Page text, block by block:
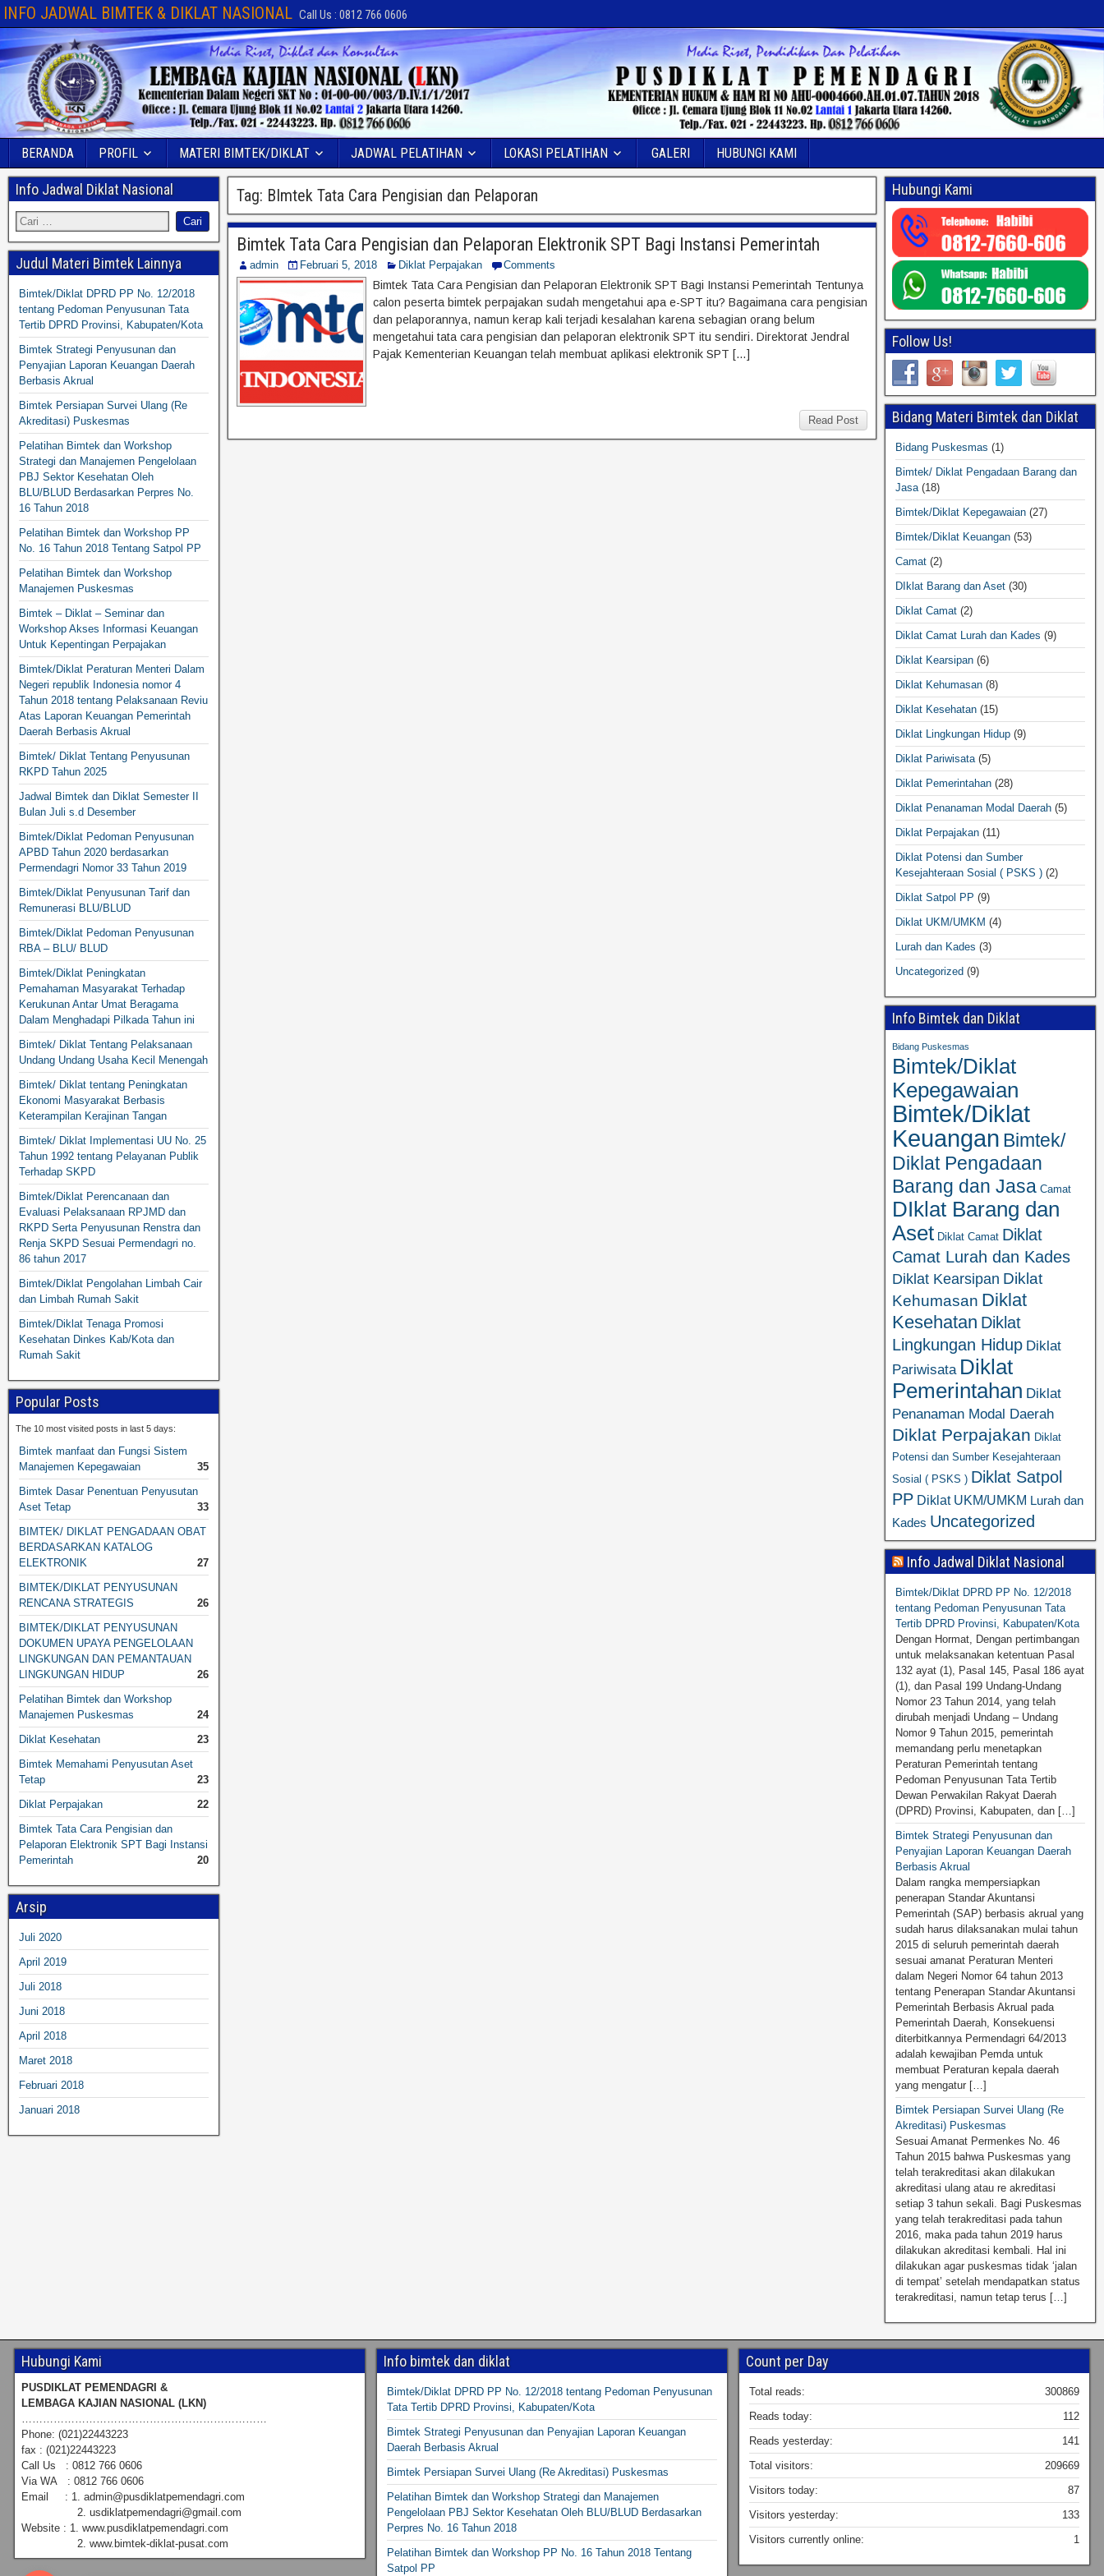
INFO JADWAL BIMTEK & DIKLAT NASIONAL Call Us : 0812 766 0606
BERANDA PROFIL MATERI BIMTEK/DIKLAT JADWAL PELATIHAN LOKASI PELATIHAN GALERI HUBUNGI KAMI
Tag: BImtek Tata Cara Pengisian dan Pelaporan
Bimtek Tata Cara Pengisian dan Pelaporan Elektronik SPT Bagi Instansi Pemerintah
admin Februari 5, 2018 Diklat Perpajakan Comments
Bimtek Tata Cara Pengisian dan Pelaporan Elektronik SPT Bagi Instansi Pemerintah Tentunya
calon peserta bimtek perpajakan sudah mengetahui apa e-SPT itu? Bagaimana cara pengisian
dan pelaporannya, namun kerap kali terjadi kesalahan karena sebagian orang belum
mengetahui tata cara pengisian dan pelaporan elektronik SPT itu sendiri. Direktorat Jendral
Pajak Kementerian Keuangan telah membuat aplikasi elektronik SPT […]
Read Post
Info Jadwal Diklat Nasional
Judul Materi Bimtek Lainnya
Bimtek/Diklat DPRD PP No. 12/2018
tentang Pedoman Penyusunan Tata
Tertib DPRD Provinsi, Kabupaten/Kota
Bimtek Strategi Penyusunan dan
Penyajian Laporan Keuangan Daerah
Berbasis Akrual
Bimtek Persiapan Survei Ulang (Re
Akreditasi) Puskesmas
Pelatihan Bimtek dan Workshop
Strategi dan Manajemen Pengelolaan
PBJ Sektor Kesehatan Oleh
BLU/BLUD Berdasarkan Perpres No.
16 Tahun 2018
Pelatihan Bimtek dan Workshop PP
No. 16 Tahun 2018 Tentang Satpol PP
Pelatihan Bimtek dan Workshop
Manajemen Puskesmas
Bimtek – Diklat – Seminar dan
Workshop Akses Informasi Keuangan
Untuk Kepentingan Perpajakan
Bimtek/Diklat Peraturan Menteri Dalam
Negeri republik Indonesia nomor 4
Tahun 2018 tentang Pelaksanaan Reviu
Atas Laporan Keuangan Pemerintah
Daerah Berbasis Akrual
Bimtek/ Diklat Tentang Penyusunan
RKPD Tahun 2025
Jadwal Bimtek dan Diklat Semester II
Bulan Juli s.d Desember
Bimtek/Diklat Pedoman Penyusunan
APBD Tahun 2020 berdasarkan
Permendagri Nomor 33 Tahun 2019
Bimtek/Diklat Penyusunan Tarif dan
Remunerasi BLU/BLUD
Bimtek/Diklat Pedoman Penyusunan
RBA – BLU/ BLUD
Bimtek/Diklat Peningkatan
Pemahaman Masyarakat Terhadap
Kerukunan Antar Umat Beragama
Dalam Menghadapi Pilkada Tahun ini
Bimtek/ Diklat Tentang Pelaksanaan
Undang Undang Usaha Kecil Menengah
Bimtek/ Diklat tentang Peningkatan
Ekonomi Masyarakat Berbasis
Keterampilan Kerajinan Tangan
Bimtek/ Diklat Implementasi UU No. 25
Tahun 1992 tentang Pelayanan Publik
Terhadap SKPD
Bimtek/Diklat Perencanaan dan
Evaluasi Pelaksanaan RPJMD dan
RKPD Serta Penyusunan Renstra dan
Renja SKPD Sesuai Permendagri no.
86 tahun 2017
Bimtek/Diklat Pengolahan Limbah Cair
dan Limbah Rumah Sakit
Bimtek/Diklat Tenaga Promosi
Kesehatan Dinkes Kab/Kota dan
Rumah Sakit
Popular Posts
The 10 most visited posts in last 5 days:
Bimtek manfaat dan Fungsi Sistem
Manajemen Kepegawaian
35
Bimtek Dasar Penentuan Penyusutan
Aset Tetap
33
BIMTEK/ DIKLAT PENGADAAN OBAT
BERDASARKAN KATALOG
ELEKTRONIK
27
BIMTEK/DIKLAT PENYUSUNAN
RENCANA STRATEGIS
26
BIMTEK/DIKLAT PENYUSUNAN
DOKUMEN UPAYA PENGELOLAAN
LINGKUNGAN DAN PEMANTAUAN
LINGKUNGAN HIDUP
26
Pelatihan Bimtek dan Workshop
Manajemen Puskesmas
24
Diklat Kesehatan
23
Bimtek Memahami Penyusutan Aset
Tetap
23
Diklat Perpajakan
22
Bimtek Tata Cara Pengisian dan
Pelaporan Elektronik SPT Bagi Instansi
Pemerintah
20
Arsip
Juli 2020
April 2019
Juli 2018
Juni 2018
April 2018
Maret 2018
Februari 2018
Januari 2018
Hubungi Kami
Follow Us!
Bidang Materi Bimtek dan Diklat
Bidang Puskesmas (1)
Bimtek/ Diklat Pengadaan Barang dan
Jasa (18)
Bimtek/Diklat Kepegawaian (27)
Bimtek/Diklat Keuangan (53)
Camat (2)
DIklat Barang dan Aset (30)
Diklat Camat (2)
Diklat Camat Lurah dan Kades (9)
Diklat Kearsipan (6)
Diklat Kehumasan (8)
Diklat Kesehatan (15)
Diklat Lingkungan Hidup (9)
Diklat Pariwisata (5)
Diklat Pemerintahan (28)
Diklat Penanaman Modal Daerah (5)
Diklat Perpajakan (11)
Diklat Potensi dan Sumber
Kesejahteraan Sosial ( PSKS ) (2)
Diklat Satpol PP (9)
Diklat UKM/UMKM (4)
Lurah dan Kades (3)
Uncategorized (9)
Info Bimtek dan Diklat
Bidang Puskesmas
Bimtek/Diklat
Kepegawaian
Bimtek/Diklat
Keuangan Bimtek/
Diklat Pengadaan
Barang dan Jasa Camat
DIklat Barang dan
Aset Diklat Camat Diklat
Camat Lurah dan Kades
Diklat Kearsipan Diklat
Kehumasan Diklat
Kesehatan Diklat
Lingkungan Hidup Diklat
Pariwisata Diklat
Pemerintahan Diklat
Penanaman Modal Daerah
Diklat Perpajakan Diklat
Potensi dan Sumber Kesejahteraan
Sosial ( PSKS ) Diklat Satpol
PP Diklat UKM/UMKM Lurah dan
Kades Uncategorized
Info Jadwal Diklat Nasional
Bimtek/Diklat DPRD PP No. 12/2018
tentang Pedoman Penyusunan Tata
Tertib DPRD Provinsi, Kabupaten/Kota
Dengan Hormat, Dengan pertimbangan
untuk melaksanakan ketentuan Pasal
132 ayat (1), Pasal 145, Pasal 186 ayat
(1), dan Pasal 199 Undang-Undang
Nomor 23 Tahun 2014, yang telah
dirubah menjadi Undang – Undang
Nomor 9 Tahun 2015, pemerintah
memandang perlu menetapkan
Peraturan Pemerintah tentang
Pedoman Penyusunan Tata Tertib
Dewan Perwakilan Rakyat Daerah
(DPRD) Provinsi, Kabupaten, dan […]
Bimtek Strategi Penyusunan dan
Penyajian Laporan Keuangan Daerah
Berbasis Akrual
Dalam rangka mempersiapkan
penerapan Standar Akuntansi
Pemerintah (SAP) berbasis akrual yang
sudah harus dilaksanakan mulai tahun
2015 di seluruh pemerintah daerah
sesuai amanat Peraturan Menteri
dalam Negeri Nomor 64 tahun 2013
tentang Penerapan Standar Akuntansi
Pemerintah Berbasis Akrual pada
Pemerintah Daerah, Konsekuensi
diterbitkannya Permendagri 64/2013
adalah kewajiban Pemda untuk
membuat Peraturan kepala daerah
yang mengatur […]
Bimtek Persiapan Survei Ulang (Re
Akreditasi) Puskesmas
Sesuai Amanat Permenkes No. 46
Tahun 2015 bahwa Puskesmas yang
telah terakreditasi akan dilakukan
akreditasi ulang atau re akreditasi
setiap 3 tahun sekali. Bagi Puskesmas
yang telah terakreditasi pada tahun
2016, maka pada tahun 2019 harus
dilakukan akreditasi kembali. Hal ini
dilakukan agar puskesmas tidak ‘jalan
di tempat’ setelah mendapatkan status
terakreditasi, namun tetap terus […]
Hubungi Kami
PUSDIKLAT PEMENDAGRI &
LEMBAGA KAJIAN NASIONAL (LKN)
Phone: (021)22443223
fax : (021)22443223
Call Us : 0812 766 0606
Via WA : 0812 766 0606
Email : 1. admin@pusdiklatpemendagri.com
2. usdiklatpemendagri@gmail.com
Website : 1. www.pusdiklatpemendagri.com
2. www.bimtek-diklat-pusat.com
Info bimtek dan diklat
Bimtek/Diklat DPRD PP No. 12/2018 tentang Pedoman Penyusunan
Tata Tertib DPRD Provinsi, Kabupaten/Kota
Bimtek Strategi Penyusunan dan Penyajian Laporan Keuangan
Daerah Berbasis Akrual
Bimtek Persiapan Survei Ulang (Re Akreditasi) Puskesmas
Pelatihan Bimtek dan Workshop Strategi dan Manajemen
Pengelolaan PBJ Sektor Kesehatan Oleh BLU/BLUD Berdasarkan
Perpres No. 16 Tahun 2018
Pelatihan Bimtek dan Workshop PP No. 16 Tahun 2018 Tentang
Satpol PP
Count per Day
300869
Total reads:
112
Reads today:
141
Reads yesterday:
209669
Total visitors:
87
Visitors today:
133
Visitors yesterday:
1
Visitors currently online: